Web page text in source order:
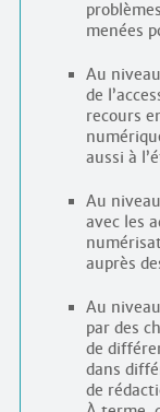
menées
Au niveau
de
recours
aussi à
Au niveau
avec les
auprès
Au niveau
par des
de
dans
de